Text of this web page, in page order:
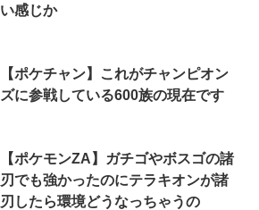
い感じか
【ポケチャン】これがチャンピオン
ズに参戦している600族の現在です
【ポケモンZA】ガチゴやボスゴの諸
刃でも強かったのにテラキオンが諸
刃したら環境どうなっちゃうの